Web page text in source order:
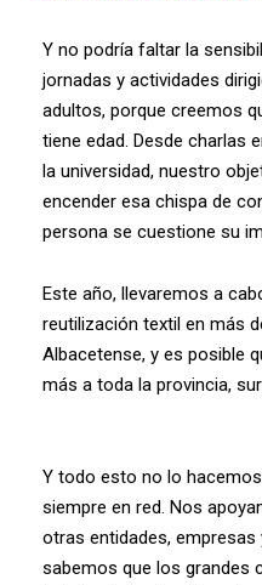
Y no podría faltar la
jornadas y actividades
adultos, porque creemos
tiene edad. Desde charlas
la universidad, nuestro
encender esa chispa de
persona se cuestione su
Este año, llevaremos a
reutilización textil en más
Albacetense, y es posible
más a toda la provincia,
Y todo esto no lo
siempre en red. Nos
otras entidades, empresas
sabemos que los grandes